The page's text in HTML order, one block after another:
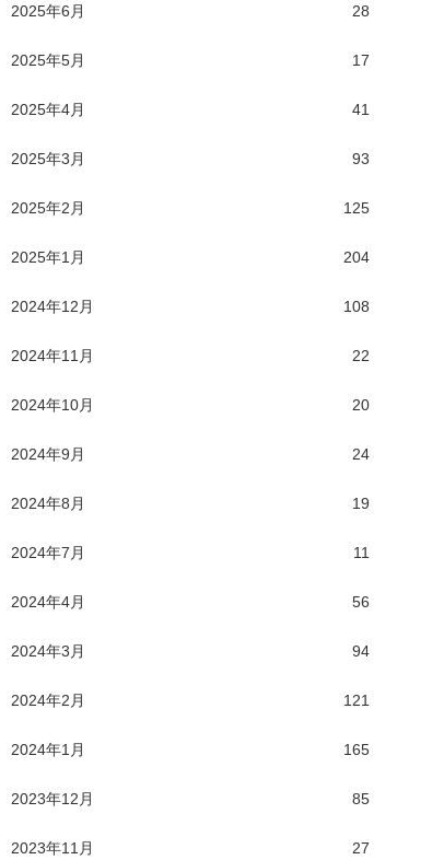
2025年6月 28
2025年5月 17
2025年4月 41
2025年3月 93
2025年2月 125
2025年1月 204
2024年12月 108
2024年11月 22
2024年10月 20
2024年9月 24
2024年8月 19
2024年7月 11
2024年4月 56
2024年3月 94
2024年2月 121
2024年1月 165
2023年12月 85
2023年11月 27